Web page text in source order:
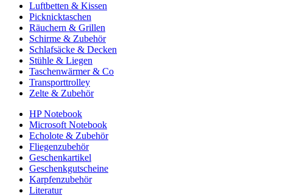
Luftbetten & Kissen
Picknicktaschen
Räuchern & Grillen
Schirme & Zubehör
Schlafsäcke & Decken
Stühle & Liegen
Taschenwärmer & Co
Transporttrolley
Zelte & Zubehör
HP Notebook
Microsoft Notebook
Echolote & Zubehör
Fliegenzubehör
Geschenkartikel
Geschenkgutscheine
Karpfenzubehör
Literatur